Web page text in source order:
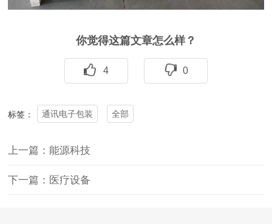
你觉得这篇文章怎么样？
4 0
标签： 通讯电子包装 全部
上一篇：能源科技
下一篇：医疗设备